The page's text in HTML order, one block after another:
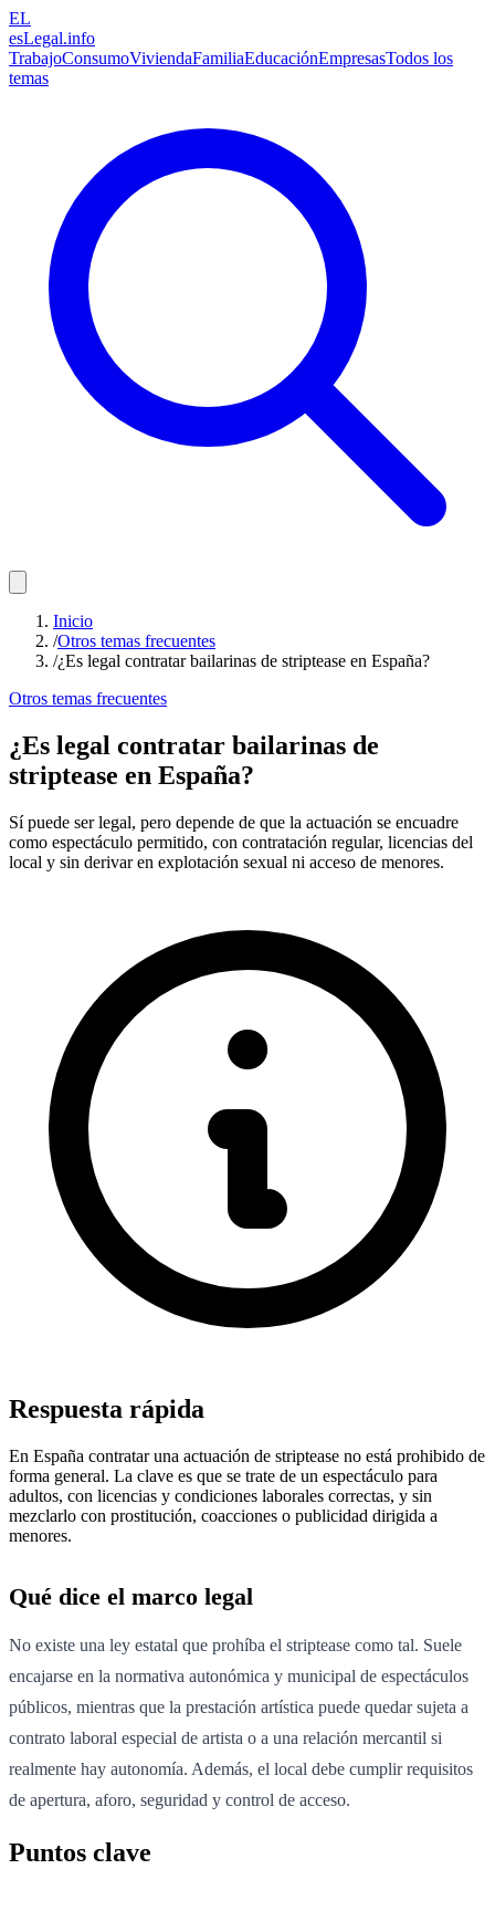
EL
esLegal.info
TrabajoConsumoViviendaFamiliaEducaciónEmpresasTodos los
temas
Inicio
/Otros temas frecuentes
/¿Es legal contratar bailarinas de striptease en España?
Otros temas frecuentes
¿Es legal contratar bailarinas de
striptease en España?
Sí puede ser legal, pero depende de que la actuación se encuadre
como espectáculo permitido, con contratación regular, licencias del
local y sin derivar en explotación sexual ni acceso de menores.
Respuesta rápida
En España contratar una actuación de striptease no está prohibido de
forma general. La clave es que se trate de un espectáculo para
adultos, con licencias y condiciones laborales correctas, y sin
mezclarlo con prostitución, coacciones o publicidad dirigida a
menores.
Qué dice el marco legal
No existe una ley estatal que prohíba el striptease como tal. Suele
encajarse en la normativa autonómica y municipal de espectáculos
públicos, mientras que la prestación artística puede quedar sujeta a
contrato laboral especial de artista o a una relación mercantil si
realmente hay autonomía. Además, el local debe cumplir requisitos
de apertura, aforo, seguridad y control de acceso.
Puntos clave